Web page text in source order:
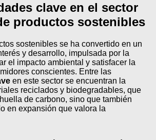
clave en el sector
productos sostenibles
sostenibles se ha convertido en un
y desarrollo, impulsada por la
el impacto ambiental y satisfacer la
conscientes. Entre las
en este sector se encuentran la
reciclados y biodegradables, que
de carbono, sino que también
en expansión que valora la